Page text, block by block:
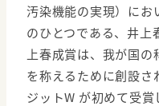
汚染機能の実現）にお
のひとつである、井上
上春成賞は、我が国
を称えるために創設さ
ジットW が初めて受